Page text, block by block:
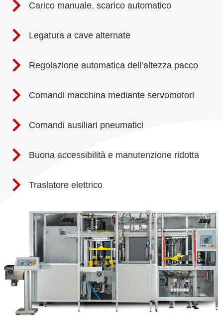
Carico manuale, scarico automatico
Legatura a cave alternate
Regolazione automatica dell’altezza pacco
Comandi macchina mediante servomotori
Comandi ausiliari pneumatici
Buona accessibilità e manutenzione ridotta
Traslatore elettrico